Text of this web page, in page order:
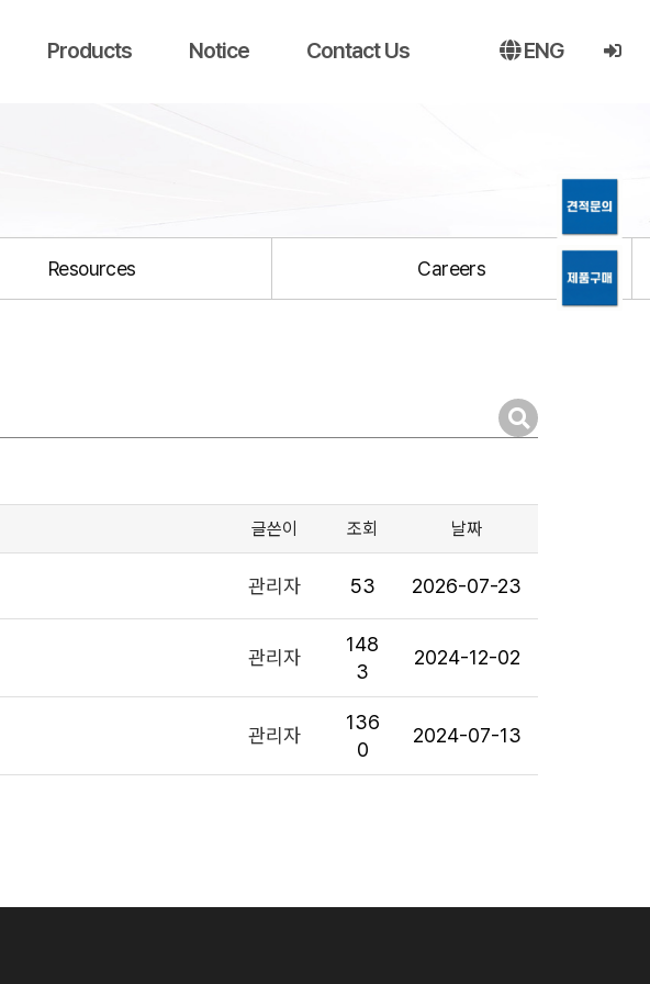
ENG
Products Notice Contact Us
Resources Careers
글쓴이 조회 날짜
관리자 53 2026-07-23
관리자
148
3
2024-12-02
관리자
136
0
2024-07-13